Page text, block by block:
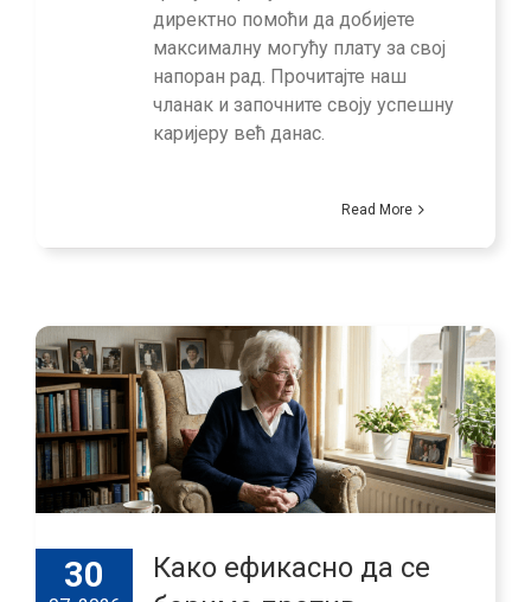
директно помоћи да добијете
максималну могућу плату за свој
напоран рад. Прочитајте наш
чланак и започните своју успешну
каријеру већ данас.
Read More
30
Како ефикасно да се